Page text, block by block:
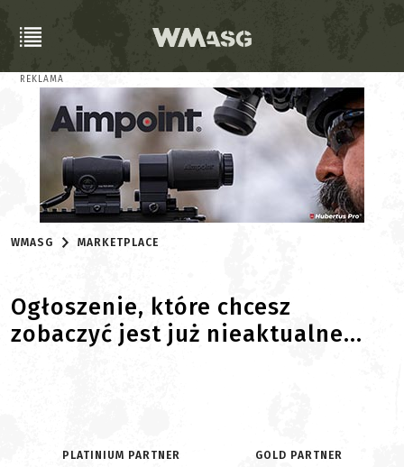
REKLAMA
WMASG MARKETPLACE
Ogłoszenie, które chcesz
zobaczyć jest już nieaktualne...
PLATINIUM PARTNER GOLD PARTNER